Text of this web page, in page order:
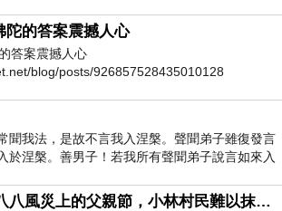
陀的答案震撼人心
答案震撼人心
blog/posts/926857528435010128
聞我法，是故不言我入涅槃。聲聞弟子雖復發言
於涅槃。善男子！若我所有聲聞弟子說言如來入
八八風災上的父親節，小林村民難以抹滅的痛